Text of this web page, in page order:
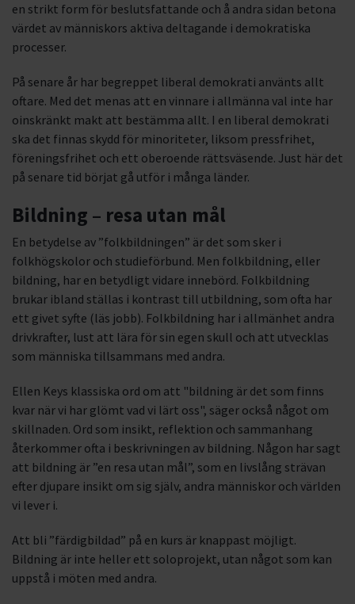
en strikt form för beslutsfattande och å andra sidan betona
värdet av människors aktiva deltagande i demokratiska
processer.
På senare år har begreppet liberal demokrati använts allt
oftare. Med det menas att en vinnare i allmänna val inte har
oinskränkt makt att bestämma allt. I en liberal demokrati
ska det finnas skydd för minoriteter, liksom pressfrihet,
föreningsfrihet och ett oberoende rättsväsende. Just här det
på senare tid börjat gå utför i många länder.
Bildning – resa utan mål
En betydelse av ”folkbildningen” är det som sker i
folkhögskolor och studieförbund. Men folkbildning, eller
bildning, har en betydligt vidare innebörd. Folkbildning
brukar ibland ställas i kontrast till utbildning, som ofta har
ett givet syfte (läs jobb). Folkbildning har i allmänhet andra
drivkrafter, lust att lära för sin egen skull och att utvecklas
som människa tillsammans med andra.
Ellen Keys klassiska ord om att "bildning är det som finns
kvar när vi har glömt vad vi lärt oss", säger också något om
skillnaden. Ord som insikt, reflektion och sammanhang
återkommer ofta i beskrivningen av bildning. Någon har sagt
att bildning är ”en resa utan mål”, som en livslång strävan
efter djupare insikt om sig själv, andra människor och världen
vi lever i.
Att bli ”färdigbildad” på en kurs är knappast möjligt.
Bildning är inte heller ett soloprojekt, utan något som kan
uppstå i möten med andra.